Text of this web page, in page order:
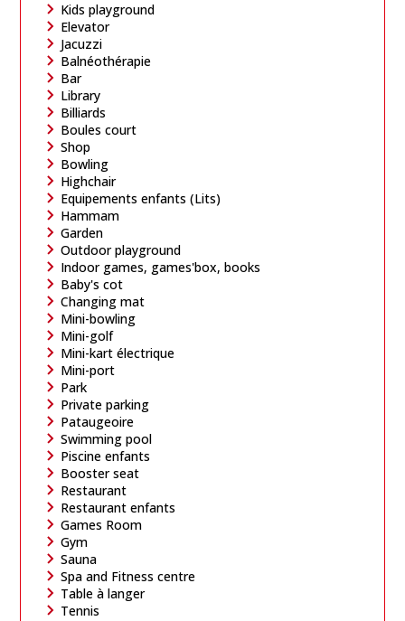
Kids playground
Elevator
Jacuzzi
Balnéothérapie
Bar
Library
Billiards
Boules court
Shop
Bowling
Highchair
Equipements enfants (Lits)
Hammam
Garden
Outdoor playground
Indoor games, games'box, books
Baby's cot
Changing mat
Mini-bowling
Mini-golf
Mini-kart électrique
Mini-port
Park
Private parking
Pataugeoire
Swimming pool
Piscine enfants
Booster seat
Restaurant
Restaurant enfants
Games Room
Gym
Sauna
Spa and Fitness centre
Table à langer
Tennis